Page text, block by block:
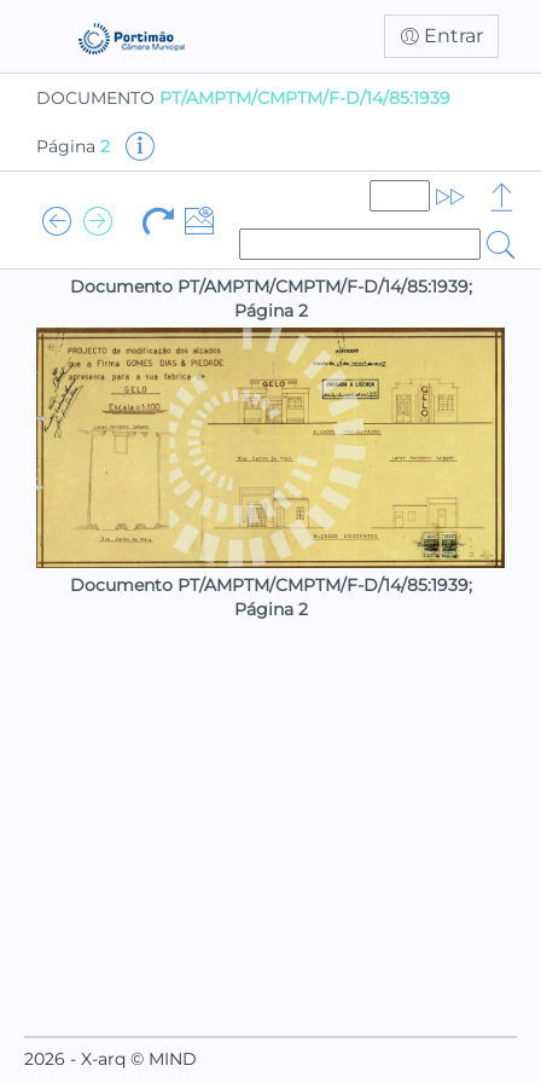
Entrar
DOCUMENTO PT/AMPTM/CMPTM/F-D/14/85:1939
Página 2
Documento PT/AMPTM/CMPTM/F-D/14/85:1939;
Página 2
Documento PT/AMPTM/CMPTM/F-D/14/85:1939;
Página 2
2026 - X-arq © MIND